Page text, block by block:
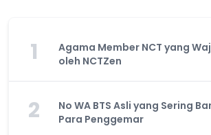
1
Agama Member NCT yang
oleh NCTZen
2
No WA BTS Asli yang Sering
Para Penggemar